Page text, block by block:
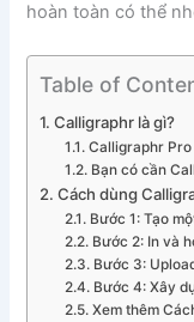
hoàn toàn có thể
Table of
Calligraphr là gì?
Calligraphr
Bạn có cần
Cách dùng
Bước 1: Tạo
Bước 2: In và
Bước 3:
Bước 4: Xây
Xem thêm